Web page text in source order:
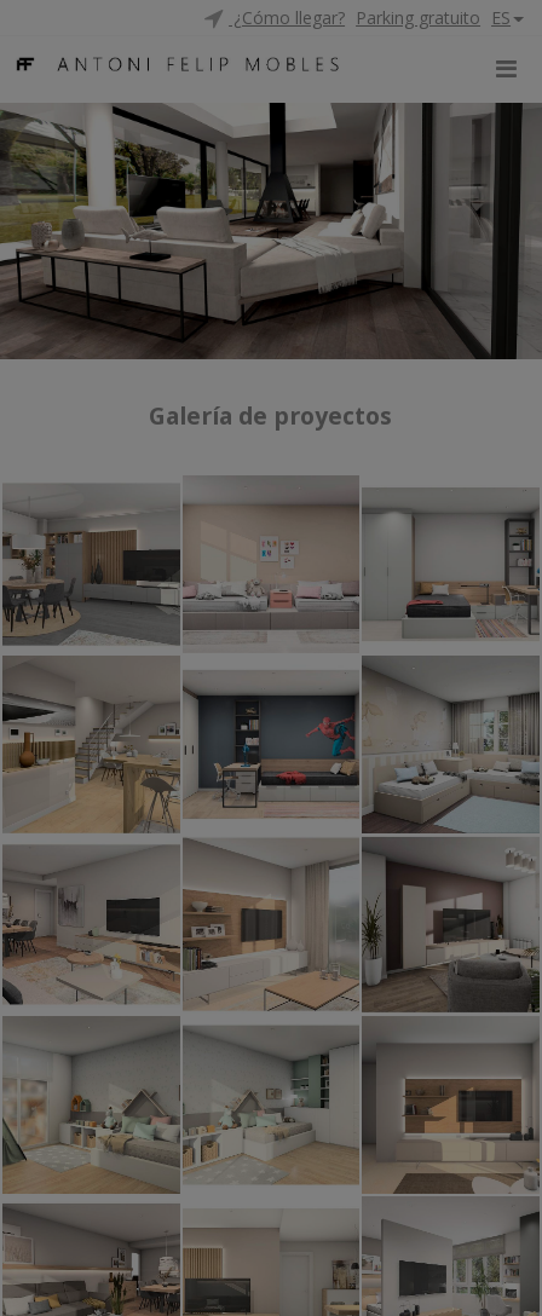
¿Cómo llegar? Parking gratuito ES
Galería de proyectos